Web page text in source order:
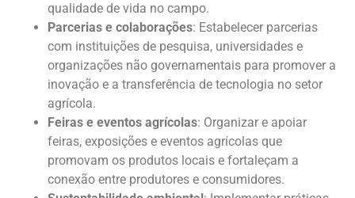
qualidade de vida no campo.
Parcerias e colaborações: Estabelecer parcerias
com instituições de pesquisa, universidades e
organizações não governamentais para promover a
inovação e a transferência de tecnologia no setor
agrícola.
Feiras e eventos agrícolas: Organizar e apoiar
feiras, exposições e eventos agrícolas que
promovam os produtos locais e fortaleçam a
conexão entre produtores e consumidores.